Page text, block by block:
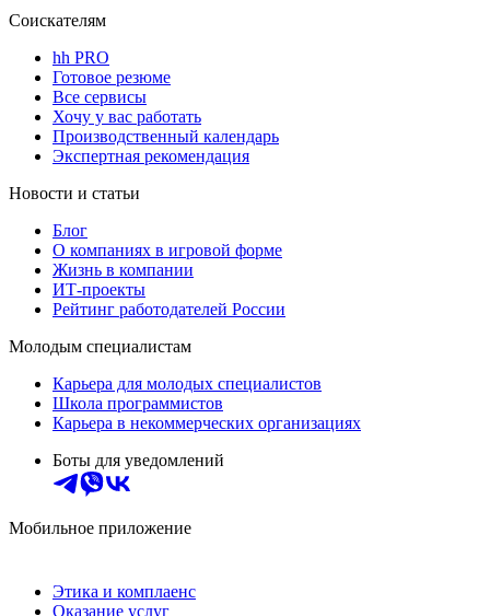
Соискателям
hh PRO
Готовое резюме
Все сервисы
Хочу у вас работать
Производственный календарь
Экспертная рекомендация
Новости и статьи
Блог
О компаниях в игровой форме
Жизнь в компании
ИТ-проекты
Рейтинг работодателей России
Молодым специалистам
Карьера для молодых специалистов
Школа программистов
Карьера в некоммерческих организациях
Боты для уведомлений
Мобильное приложение
Этика и комплаенс
Оказание услуг